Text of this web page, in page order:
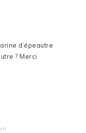
d’épeautre
? Merci